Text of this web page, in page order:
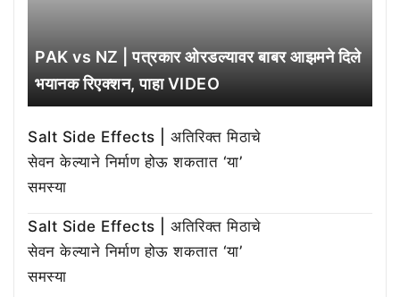
PAK vs NZ | पत्रकार ओरडल्यावर बाबर आझमने दिले
भयानक रिएक्शन, पाहा VIDEO
Salt Side Effects | अतिरिक्त मिठाचे
सेवन केल्याने निर्माण होऊ शकतात ‘या’
समस्या
Salt Side Effects | अतिरिक्त मिठाचे
सेवन केल्याने निर्माण होऊ शकतात ‘या’
समस्या